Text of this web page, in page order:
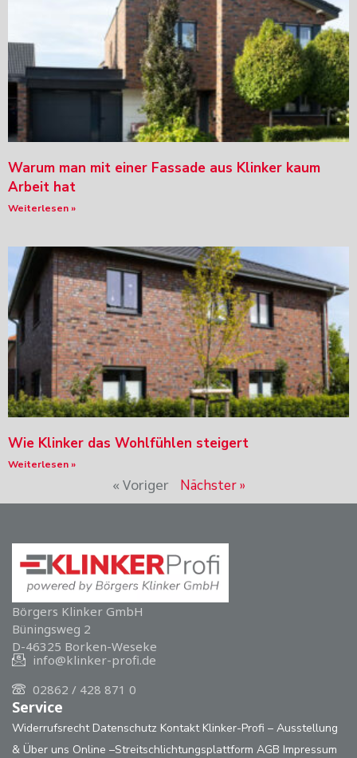
Warum man mit einer Fassade aus Klinker kaum
Arbeit hat
Weiterlesen »
Wie Klinker das Wohlfühlen steigert
Weiterlesen »
« Voriger Nächster »
Börgers Klinker GmbH
Büningsweg 2
D-46325 Borken-Weseke
info@klinker-profi.de
02862 / 428 871 0
Service
Widerrufsrecht Datenschutz Kontakt Klinker-Profi – Ausstellung
& Über uns Online –Streitschlichtungsplattform AGB Impressum